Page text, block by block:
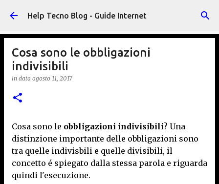
Passa ai contenuti principali
Help Tecno Blog - Guide Internet
Cosa sono le obbligazioni
indivisibili
in data agosto 11, 2017
Cosa sono le obbligazioni indivisibili? Una
distinzione importante delle obbligazioni sono
tra quelle indivisbili e quelle divisibili, il
concetto é spiegato dalla stessa parola e riguarda
quindi l'esecuzione.